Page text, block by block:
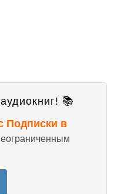
📚
Подписки в